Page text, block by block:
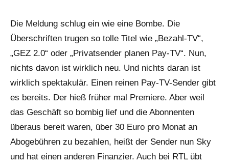
Die Meldung schlug ein wie eine Bombe. Die
Überschriften trugen so tolle Titel wie „Bezahl-TV“,
„GEZ 2.0“ oder „Privatsender planen Pay-TV“. Nun,
nichts davon ist wirklich neu. Und nichts daran ist
wirklich spektakulär. Einen reinen Pay-TV-Sender gibt
es bereits. Der hieß früher mal Premiere. Aber weil
das Geschäft so bombig lief und die Abonnenten
überaus bereit waren, über 30 Euro pro Monat an
Abogebühren zu bezahlen, heißt der Sender nun Sky
und hat einen anderen Finanzier. Auch bei RTL übt